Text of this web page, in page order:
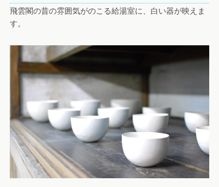
飛雲閣の昔の雰囲気がのこる給湯室に、白い器が映えま
す。